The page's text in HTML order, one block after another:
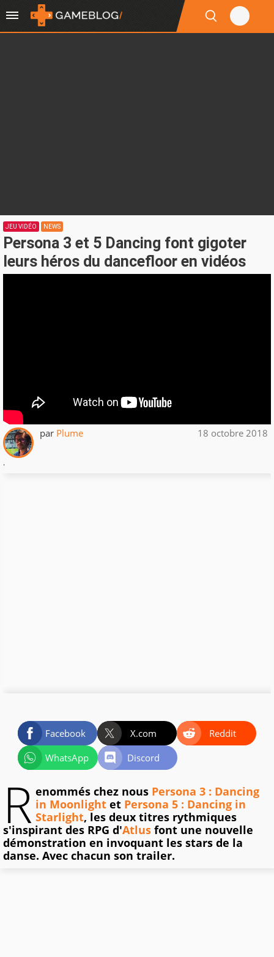
JEU VIDÉO NEWS
Persona 3 et 5 Dancing font gigoter
leurs héros du dancefloor en vidéos
par Plume 18 octobre 2018
.
Facebook X.com
Reddit
WhatsApp
Discord
R enommés chez nous Persona 3 : Dancing
in Moonlight et Persona 5 : Dancing in
Starlight, les deux titres rythmiques
s'inspirant des RPG d'Atlus font une nouvelle
démonstration en invoquant les stars de la
danse. Avec chacun son trailer.